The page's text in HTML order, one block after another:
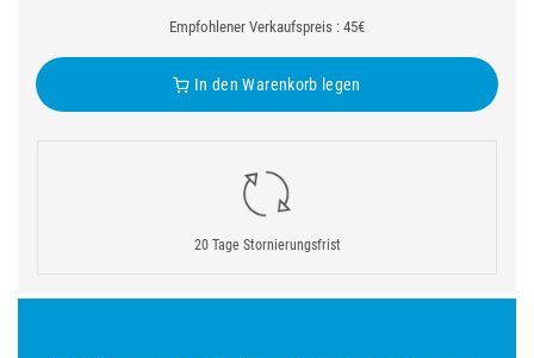
Empfohlener Verkaufspreis : 45€
In den Warenkorb legen
20 Tage Stornierungsfrist